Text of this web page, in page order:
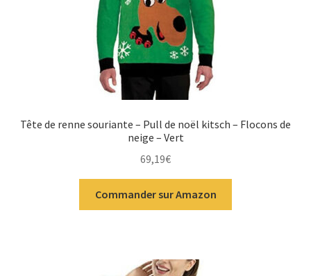
Tête de renne souriante – Pull de noël kitsch – Flocons de
neige – Vert
69,19€
Commander sur Amazon